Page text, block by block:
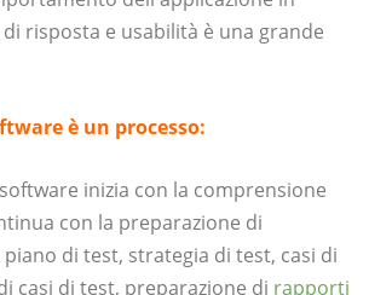
risposta e usabilità è una grande
è un processo:
inizia con la comprensione
con la preparazione di
di test, strategia di test, casi di
casi di test, preparazione di rapporti